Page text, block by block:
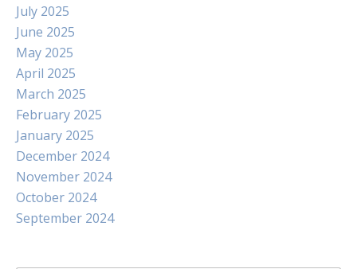
July 2025
June 2025
May 2025
April 2025
March 2025
February 2025
January 2025
December 2024
November 2024
October 2024
September 2024